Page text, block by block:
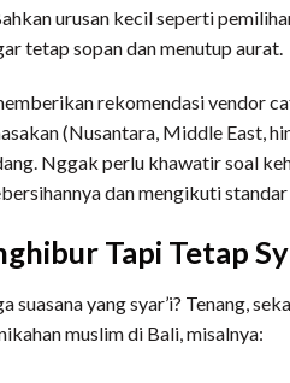
urusan kecil seperti
tetap sopan dan menutup aurat.
rekomendasi vendor
(Nusantara, Middle East,
Nggak perlu khawatir soal
dan mengikuti
Tapi Tetap
yang syar’i? Tenang,
muslim di Bali, misalnya: